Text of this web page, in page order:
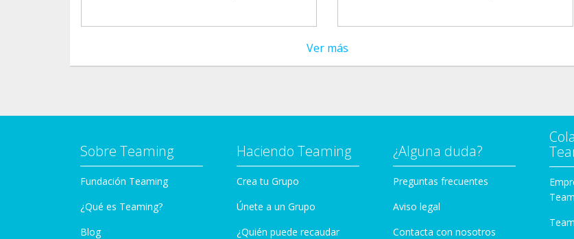
Ver más
Sobre Teaming
Fundación Teaming
¿Qué es Teaming?
Blog
Haciendo Teaming
Crea tu Grupo
Únete a un Grupo
¿Quién puede recaudar
¿Alguna duda?
Preguntas frecuentes
Aviso legal
Contacta con nosotros